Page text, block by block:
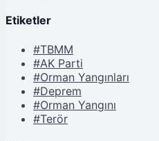
Etiketler
#TBMM
#AK Parti
#Orman Yangınları
#Deprem
#Orman Yangını
#Terör